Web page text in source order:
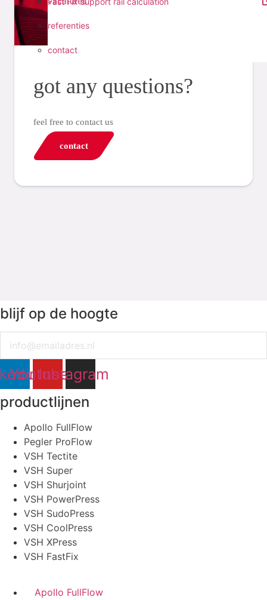
referenties
contact
got any questions?
feel free to contact us
contact
blijf op de hoogte
YoutubeInstagram
productlijnen
Apollo FullFlow
Pegler ProFlow
VSH Tectite
VSH Super
VSH Shurjoint
VSH PowerPress
VSH SudoPress
VSH CoolPress
VSH XPress
VSH FastFix
Apollo FullFlow